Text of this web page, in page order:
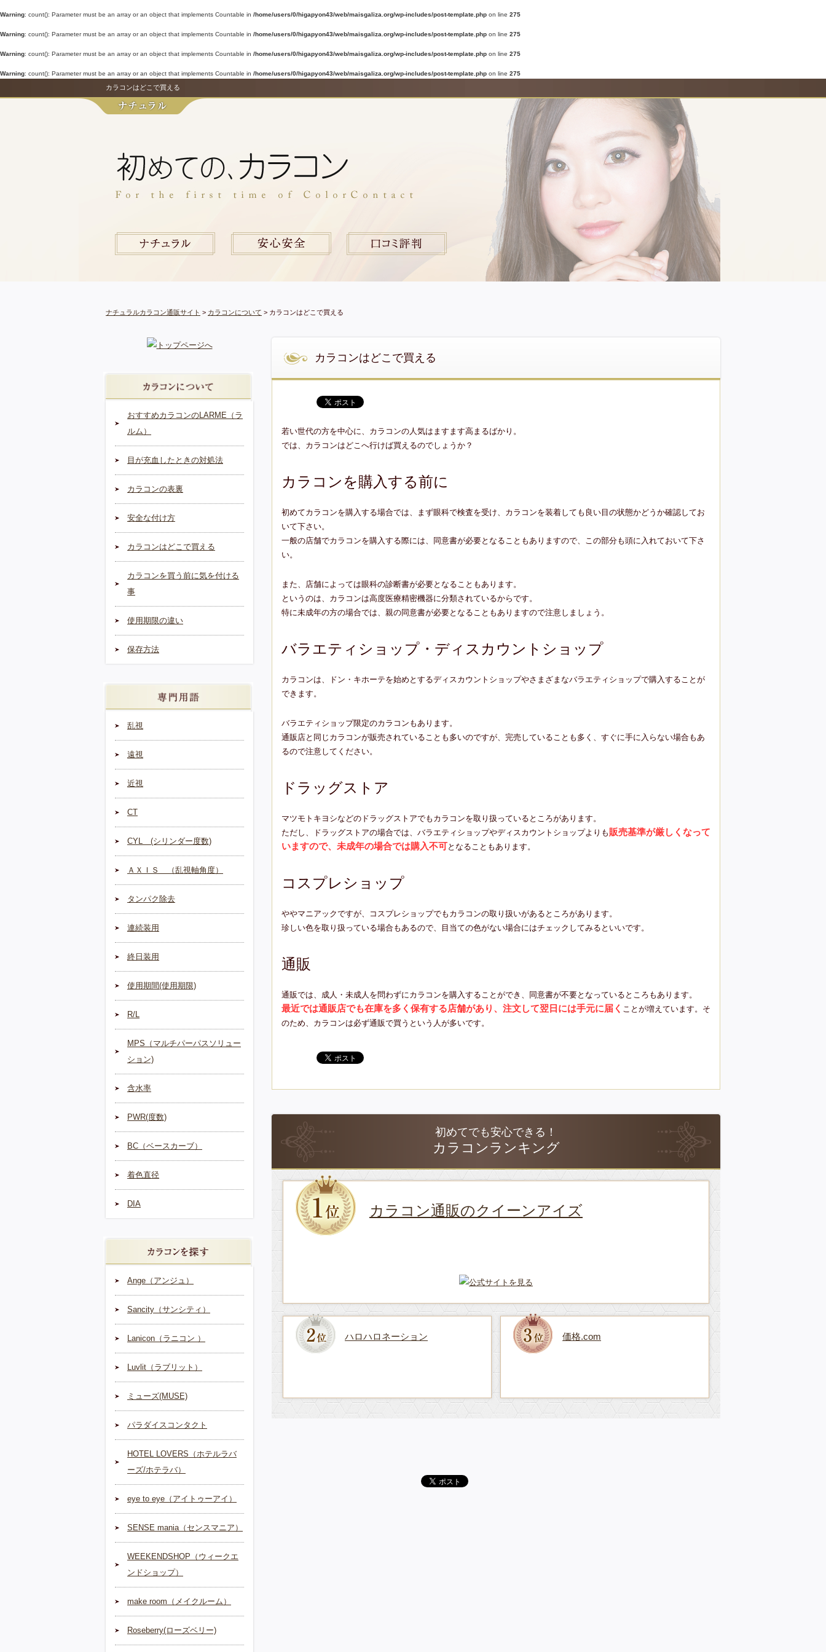
Warning: count(): Parameter must be an array or an object that implements Countable in /home/users/0/higapyon43/web/maisgaliza.org/wp-includes/post-template.php on line 275
Warning: count(): Parameter must be an array or an object that implements Countable in /home/users/0/higapyon43/web/maisgaliza.org/wp-includes/post-template.php on line 275
Warning: count(): Parameter must be an array or an object that implements Countable in /home/users/0/higapyon43/web/maisgaliza.org/wp-includes/post-template.php on line 275
Warning: count(): Parameter must be an array or an object that implements Countable in /home/users/0/higapyon43/web/maisgaliza.org/wp-includes/post-template.php on line 275
カラコンはどこで買える
ナチュラルカラコン通販サイト > カラコンについて > カラコンはどこで買える
カラコンはどこで買える
若い世代の方を中心に、カラコンの人気はますます高まるばかり。
では、カラコンはどこへ行けば買えるのでしょうか？
カラコンを購入する前に
初めてカラコンを購入する場合では、まず眼科で検査を受け、カラコンを装着しても良い目の状態かどうか確認してお
いて下さい。
一般の店舗でカラコンを購入する際には、同意書が必要となることもありますので、この部分も頭に入れておいて下さ
い。
また、店舗によっては眼科の診断書が必要となることもあります。
というのは、カラコンは高度医療精密機器に分類されているからです。
特に未成年の方の場合では、親の同意書が必要となることもありますので注意しましょう。
バラエティショップ・ディスカウントショップ
カラコンは、ドン・キホーテを始めとするディスカウントショップやさまざまなバラエティショップで購入することが
できます。
バラエティショップ限定のカラコンもあります。
通販店と同じカラコンが販売されていることも多いのですが、完売していることも多く、すぐに手に入らない場合もあ
るので注意してください。
ドラッグストア
マツモトキヨシなどのドラッグストアでもカラコンを取り扱っているところがあります。
ただし、ドラッグストアの場合では、バラエティショップやディスカウントショップよりも 販売基準が厳しくなって
いますので、未成年の場合では購入不可となることもあります。
コスプレショップ
ややマニアックですが、コスプレショップでもカラコンの取り扱いがあるところがあります。
珍しい色を取り扱っている場合もあるので、目当ての色がない場合にはチェックしてみるといいです。
通販
通販では、成人・未成人を問わずにカラコンを購入することができ、同意書が不要となっているところもあります。
最近では通販店でも在庫を多く保有する店舗があり、注文して翌日には手元に届く ことが増えています。そ
のため、カラコンは必ず通販で買うという人が多いです。
初めてでも安心できる！
カラコンランキング
カラコン通販のクイーンアイズ
ハロハロネーション 価格.com
おすすめカラコンのLARME（ラ
ルム）
目が充血したときの対処法
カラコンの表裏
安全な付け方
カラコンはどこで買える
カラコンを買う前に気を付ける
事
使用期限の違い
保存方法
乱視
遠視
近視
CT
CYL (シリンダー度数)
ＡＸＩＳ （乱視軸角度）
タンパク除去
連続装用
終日装用
使用期間(使用期限)
R/L
MPS（マルチパーパスソリュー
ション)
含水率
PWR(度数)
BC（ベースカーブ）
着色直径
DIA
Ange（アンジュ）
Sancity（サンシティ）
Lanicon（ラニコン ）
Luvlit（ラブリット）
ミューズ(MUSE)
パラダイスコンタクト
HOTEL LOVERS（ホテルラバ
ーズ/ホテラバ）
eye to eye（アイトゥーアイ）
SENSE mania（センスマニア）
WEEKENDSHOP（ウィークエ
ンドショップ）
make room（メイクルーム）
Roseberry(ローズベリー)